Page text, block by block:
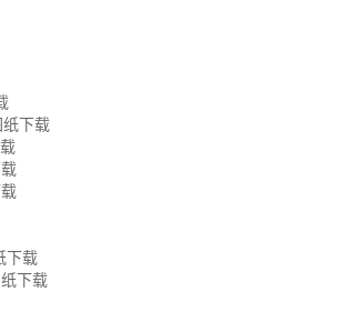
下载
下载
下载